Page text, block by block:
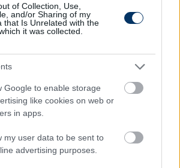
of Collection, Use,
and/or Sharing of my
that Is Unrelated with the
it was collected.
Google to enable storage
like cookies on web or
in apps.
my user data to be sent to
advertising purposes.
bombát robbantottak
A Chelsea néhány
megegyezhet a Lipcsével
szerint a Chelsea néhány napon